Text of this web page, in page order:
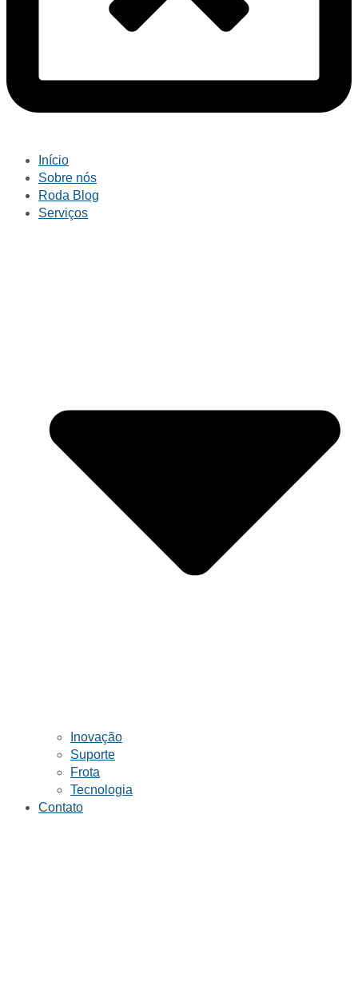
Início
Sobre nós
Roda Blog
Serviços
Inovação
Suporte
Frota
Tecnologia
Contato